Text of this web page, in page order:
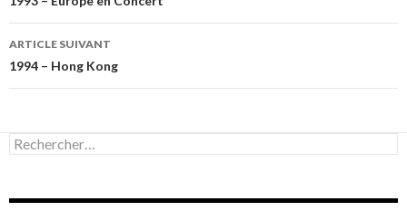
articles
ARTICLE SUIVANT
1994 – Hong Kong
Rechercher :